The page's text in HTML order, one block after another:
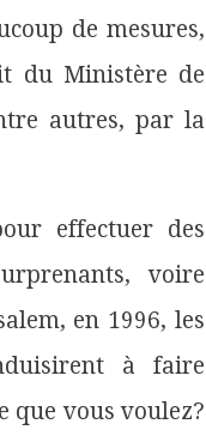
de mesures,
du Ministère de
autres, par la
effectuer des
voire
en 1996, les
à faire
que vous voulez?